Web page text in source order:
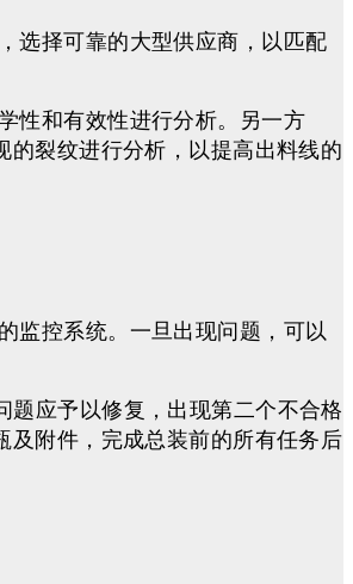
选择可靠的大型供应商，以匹配
性和有效性进行分析。另一方
的裂纹进行分析，以提高出料线的
监控系统。一旦出现问题，可以
应予以修复，出现第二个不合格
及附件，完成总装前的所有任务后